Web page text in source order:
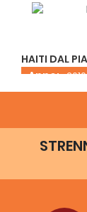
HAITI DAL
Anno: 2010
I BAMBINI